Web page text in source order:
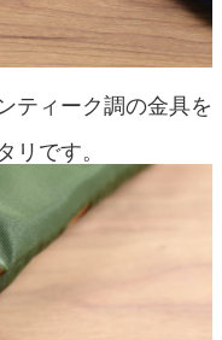
ティーク調の金具を
リです。